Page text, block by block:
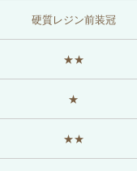
硬質レジン前装冠
★★
★
★★